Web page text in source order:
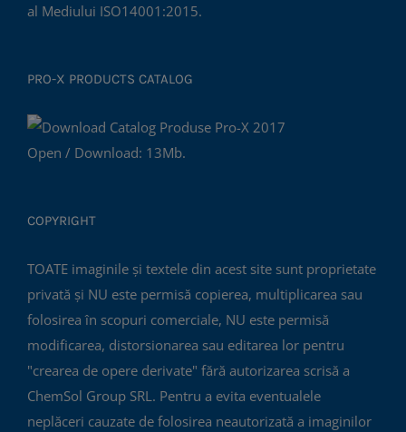
al Mediului ISO14001:2015.
PRO-X PRODUCTS CATALOG
Open / Download: 13Mb.
COPYRIGHT
TOATE imaginile și textele din acest site sunt proprietate
privată și NU este permisă copierea, multiplicarea sau
folosirea în scopuri comerciale, NU este permisă
modificarea, distorsionarea sau editarea lor pentru
"crearea de opere derivate" fără autorizarea scrisă a
ChemSol Group SRL. Pentru a evita eventualele
neplăceri cauzate de folosirea neautorizată a imaginilor